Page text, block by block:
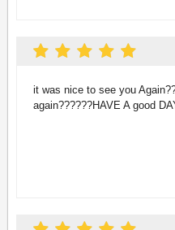
it was nice to see you
again??????HAVE A good